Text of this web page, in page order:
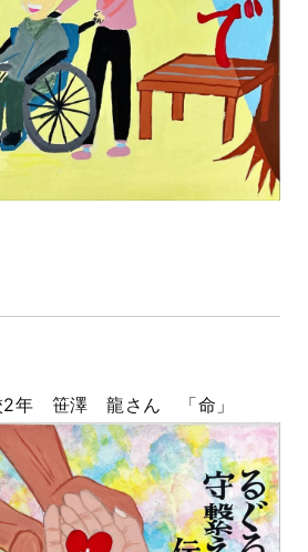
2年 笹澤 龍さん 「命」